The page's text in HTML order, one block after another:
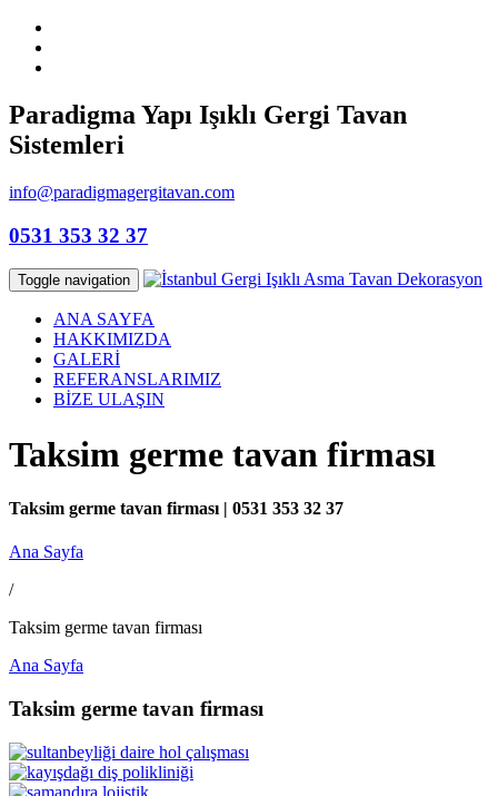
Paradigma Yapı Işıklı Gergi Tavan
Sistemleri
info@paradigmagergitavan.com
0531 353 32 37
Toggle navigation
ANA SAYFA
HAKKIMIZDA
GALERİ
REFERANSLARIMIZ
BİZE ULAŞIN
Taksim germe tavan firması
Taksim germe tavan firması | 0531 353 32 37
Ana Sayfa
/
Taksim germe tavan firması
Ana Sayfa
Taksim germe tavan firması